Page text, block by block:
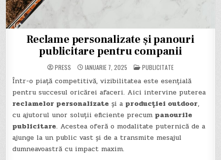
Reclame personalizate și panouri
publicitare pentru companii
PRESS IANUARIE 7, 2025 POSTED
IN
PUBLICITATE
Într-o piață competitivă, vizibilitatea este esențială
pentru succesul oricărei afaceri. Aici intervine puterea
reclamelor personalizate și a producției outdoor,
cu ajutorul unor soluții eficiente precum panourile
publicitare. Acestea oferă o modalitate puternică de a
ajunge la un public vast și de a transmite mesajul
dumneavoastră cu impact maxim.